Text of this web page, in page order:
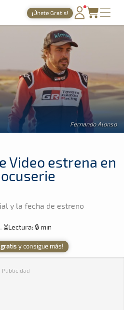
del motor desde 1999
¡Únete Gratis!
PORTADA
TIEMPOS ONLINE
NOTICIAS
AGENDA
GALERÍAS
TIENDA
Fernando Alonso
Video estrena en
y la fecha de estreno
· ⏳Lectura: 🔒 min
gratis y consigue más!
Publicidad